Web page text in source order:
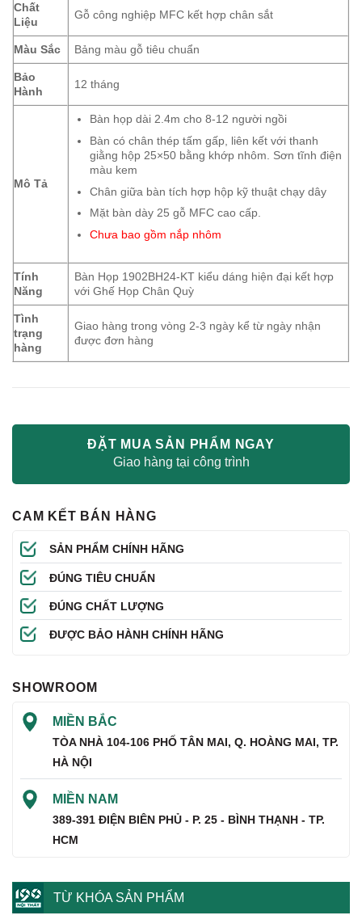
Chất
Liệu
Gỗ công nghiệp MFC kết hợp chân sắt
Màu Sắc Bảng màu gỗ tiêu chuẩn
Bảo
Hành
12 tháng
Mô Tả
Bàn họp dài 2.4m cho 8-12 người ngồi
Bàn có chân thép tấm gấp, liên kết với thanh
giằng hộp 25×50 bằng khớp nhôm. Sơn tĩnh điện
màu kem
Chân giữa bàn tích hợp hộp kỹ thuật chạy dây
Mặt bàn dày 25 gỗ MFC cao cấp.
Chưa bao gồm nắp nhôm
Tính
Năng
Bàn Họp 1902BH24-KT kiểu dáng hiện đại kết hợp
với Ghế Họp Chân Quỳ
Tình
trạng
hàng
Giao hàng trong vòng 2-3 ngày kể từ ngày nhận
được đơn hàng
ĐẶT MUA SẢN PHẨM NGAY
Giao hàng tại công trình
CAM KẾT BÁN HÀNG
SẢN PHẨM CHÍNH HÃNG
ĐÚNG TIÊU CHUẨN
ĐÚNG CHẤT LƯỢNG
ĐƯỢC BẢO HÀNH CHÍNH HÃNG
SHOWROOM
MIỀN BẮC
TÒA NHÀ 104-106 PHỐ TÂN MAI, Q. HOÀNG MAI, TP.
HÀ NỘI
MIỀN NAM
389-391 ĐIỆN BIÊN PHỦ - P. 25 - BÌNH THẠNH - TP.
HCM
TỪ KHÓA SẢN PHẨM